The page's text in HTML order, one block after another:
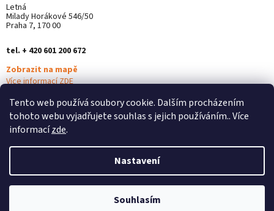
Tento web používá soubory cookie. Dalším procházením
tohoto webu vyjadřujete souhlas s jejich používáním.. Více
informacízde.
Nastavení
Souhlasím
Letná
Milady Horákové 546/50
Praha 7, 170 00
tel. + 420 601 200 672
Zobrazit na mapě
Více informací ZDE
Vytvořil Shoptet
Alterna Medica. Všechna práva vyhrazena.